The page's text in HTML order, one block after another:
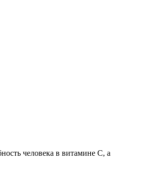
человека в витамине С, а